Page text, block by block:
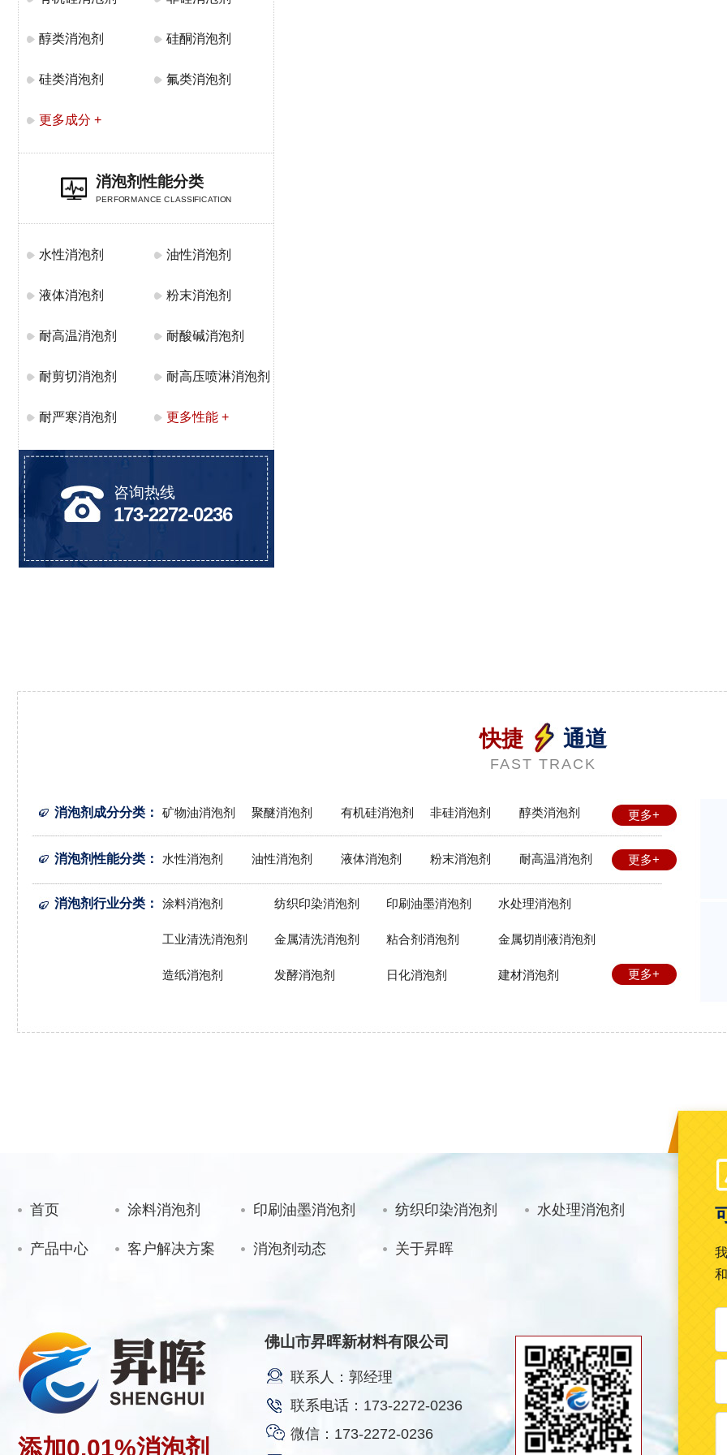
醇类消泡剂 硅酮消泡剂
硅类消泡剂 氟类消泡剂
更多成分 +
消泡剂性能分类
PERFORMANCE CLASSIFICATION
水性消泡剂 油性消泡剂
液体消泡剂 粉末消泡剂
耐高温消泡剂 耐酸碱消泡剂
耐剪切消泡剂 耐高压喷淋消泡剂
耐严寒消泡剂 更多性能 +
咨询热线
173-2272-0236
快捷通道
FAST TRACK
消泡剂成分分类 ： 矿物油消泡剂 聚醚消泡剂 有机硅消泡剂 非硅消泡剂 醇类消泡剂 更多+
消泡剂性能分类 ： 水性消泡剂 油性消泡剂 液体消泡剂 粉末消泡剂 耐高温消泡剂 更多+
消泡剂行业分类 ： 涂料消泡剂 纺织印染消泡剂 印刷油墨消泡剂 水处理消泡剂
工业清洗消泡剂 金属清洗消泡剂 粘合剂消泡剂 金属切削液消泡剂
造纸消泡剂 发酵消泡剂 日化消泡剂 建材消泡剂 更多+
首页 涂料消泡剂 印刷油墨消泡剂 纺织印染消泡剂 水处理消泡剂
产品中心 客户解决方案 消泡剂动态 关于昇晖
添加0.01%消泡剂
佛山市昇晖新材料有限公司
联系人：郭经理
联系电话：173-2272-0236
微信：173-2272-0236